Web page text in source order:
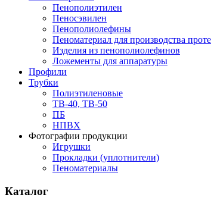
Пенополиэтилен
Пеносэвилен
Пенополиолефины
Пеноматериал для производства
Изделия из пенополиолефинов
Ложементы для аппаратуры
Профили
Трубки
Полиэтиленовые
ТВ-40, ТВ-50
ПБ
НПВХ
Фотографии продукции
Игрушки
Прокладки (уплотнители)
Пеноматериалы
Каталог